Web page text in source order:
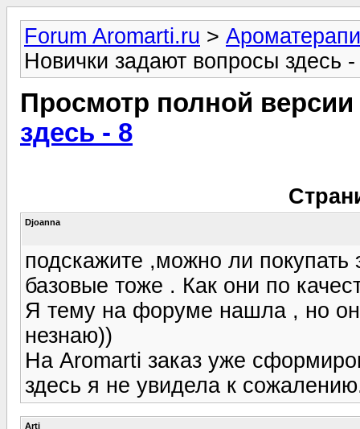
Forum Aromarti.ru >
Новички задают вопросы здесь
Просмотр полной
здесь - 8
Djoanna
подскажите ,можно ли
базовые тоже . Как они по
Я тему на форуме нашла , но
незнаю))
На Aromarti заказ уже
здесь я не увидела к
Arti